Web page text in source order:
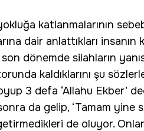
katlanmalarının
dair anlattıkları
son dönemde silahların
kaldıklarını şu
3 defa ‘Allahu Ekber’
da gelip, ‘Tamam yine
de oluyor.